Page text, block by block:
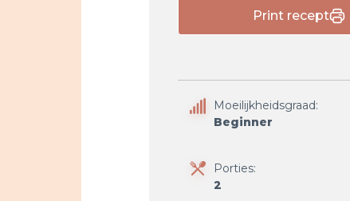
Print recept
Moeilijkheidsgraad:
Beginner
Porties:
2